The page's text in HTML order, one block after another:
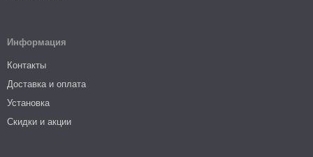
Информация
Контакты
Доставка и оплата
Установка
Скидки и акции